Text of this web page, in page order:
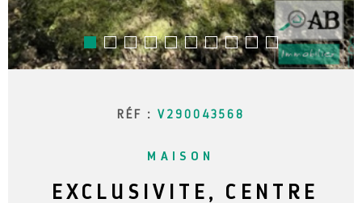
RÉF :V290043568
MAISON
EXCLUSIVITE, CENTRE